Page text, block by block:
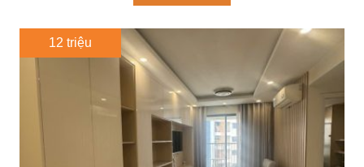
12 triệu